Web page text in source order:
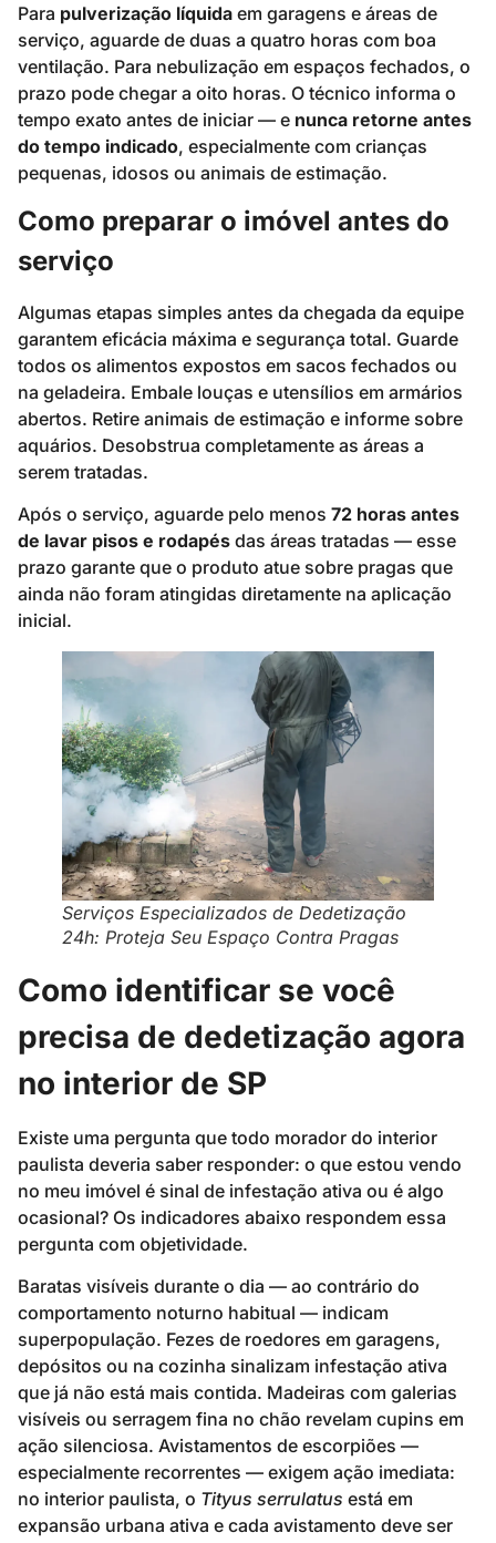
Para pulverização líquida em garagens e áreas de
serviço, aguarde de duas a quatro horas com boa
ventilação. Para nebulização em espaços fechados, o
prazo pode chegar a oito horas. O técnico informa o
tempo exato antes de iniciar — e nunca retorne antes
do tempo indicado, especialmente com crianças
pequenas, idosos ou animais de estimação.
Como preparar o imóvel antes do
serviço
Algumas etapas simples antes da chegada da equipe
garantem eficácia máxima e segurança total. Guarde
todos os alimentos expostos em sacos fechados ou
na geladeira. Embale louças e utensílios em armários
abertos. Retire animais de estimação e informe sobre
aquários. Desobstrua completamente as áreas a
serem tratadas.
Após o serviço, aguarde pelo menos 72 horas antes
de lavar pisos e rodapés das áreas tratadas — esse
prazo garante que o produto atue sobre pragas que
ainda não foram atingidas diretamente na aplicação
inicial.
Serviços Especializados de Dedetização
24h: Proteja Seu Espaço Contra Pragas
Como identificar se você
precisa de dedetização agora
no interior de SP
Existe uma pergunta que todo morador do interior
paulista deveria saber responder: o que estou vendo
no meu imóvel é sinal de infestação ativa ou é algo
ocasional? Os indicadores abaixo respondem essa
pergunta com objetividade.
Baratas visíveis durante o dia — ao contrário do
comportamento noturno habitual — indicam
superpopulação. Fezes de roedores em garagens,
depósitos ou na cozinha sinalizam infestação ativa
que já não está mais contida. Madeiras com galerias
visíveis ou serragem fina no chão revelam cupins em
ação silenciosa. Avistamentos de escorpiões —
especialmente recorrentes — exigem ação imediata:
no interior paulista, o Tityus serrulatus está em
expansão urbana ativa e cada avistamento deve ser